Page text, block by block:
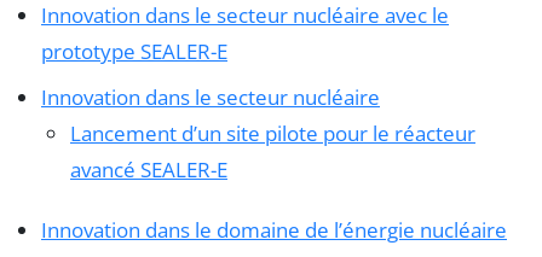
Innovation dans le secteur nucléaire avec le
prototype SEALER-E
Innovation dans le secteur nucléaire
Lancement d’un site pilote pour le réacteur
avancé SEALER-E
Innovation dans le domaine de l’énergie nucléaire